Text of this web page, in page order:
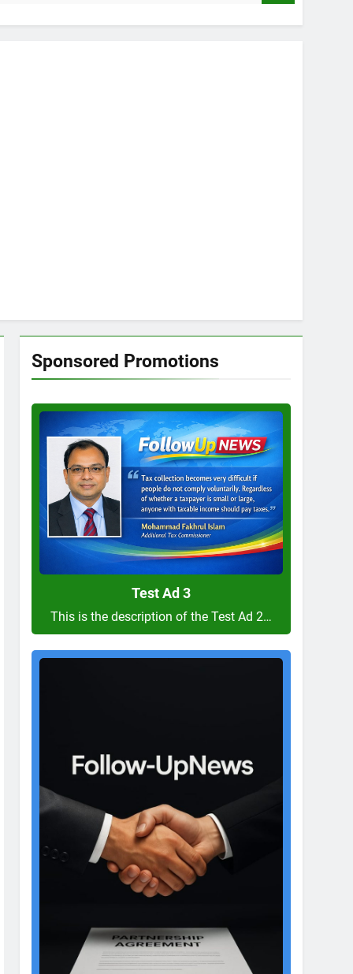
Sponsored Promotions
Test
Ad
3
Test Ad 3
This is the description of the Test Ad 2…